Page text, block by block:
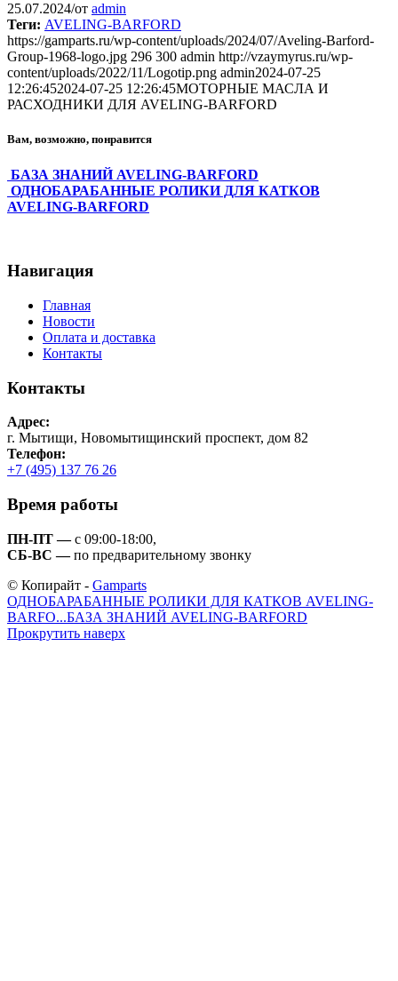
25.07.2024/от admin
Теги: AVELING-BARFORD
https://gamparts.ru/wp-content/uploads/2024/07/Aveling-Barford-
Group-1968-logo.jpg 296 300 admin http://vzaymyrus.ru/wp-
content/uploads/2022/11/Logotip.png admin2024-07-25
12:26:452024-07-25 12:26:45МОТОРНЫЕ МАСЛА И
РАСХОДНИКИ ДЛЯ AVELING-BARFORD
Вам, возможно, понравится
БАЗА ЗНАНИЙ AVELING-BARFORD
ОДНОБАРАБАННЫЕ РОЛИКИ ДЛЯ КАТКОВ
AVELING-BARFORD
Навигация
Главная
Новости
Оплата и доставка
Контакты
Контакты
Адрес:
г. Мытищи, Новомытищинский проспект, дом 82
Телефон:
+7 (495) 137 76 26
Время работы
ПН-ПТ —с 09:00-18:00,
СБ-ВС —по предварительному звонку
© Копирайт - Gamparts
ОДНОБАРАБАННЫЕ РОЛИКИ ДЛЯ КАТКОВ AVELING-
BARFO...БАЗА ЗНАНИЙ AVELING-BARFORD
Прокрутить наверх